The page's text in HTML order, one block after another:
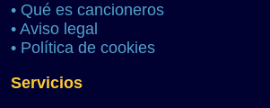
• Qué es cancioneros
• Aviso legal
• Política de cookies
Servicios